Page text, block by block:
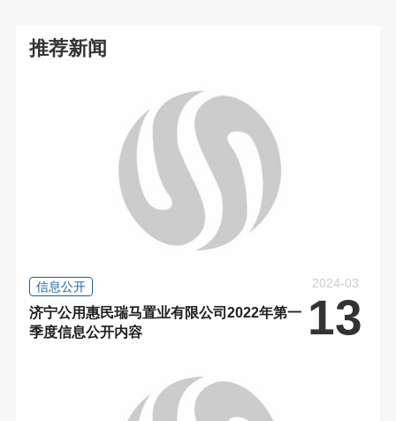
推荐新闻
信息公开
济宁公用惠民瑞马置业有限公司2022年第一
季度信息公开内容
2024-03
13